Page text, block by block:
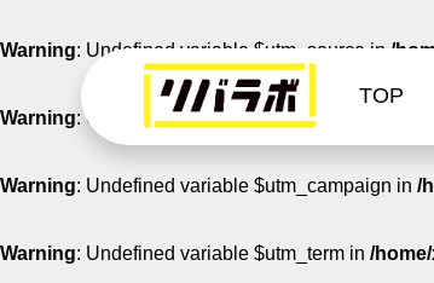
Warning: Undefined variable $utm_source in /
Warning: Undefined variable $utm_medium in
Warning: Undefined variable $utm_campaign in /
Warning: Undefined variable $utm_term in /
TOP